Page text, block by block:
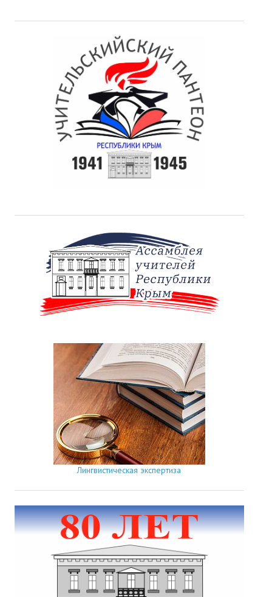
Лингвистическая экспертиза